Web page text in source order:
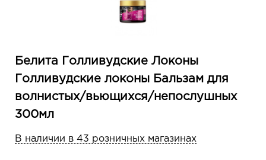
Белита Голливудские Локоны
Голливудские локоны Бальзам для
волнистых/вьющихся/непослушных
300мл
В наличии в 43 розничных магазинах